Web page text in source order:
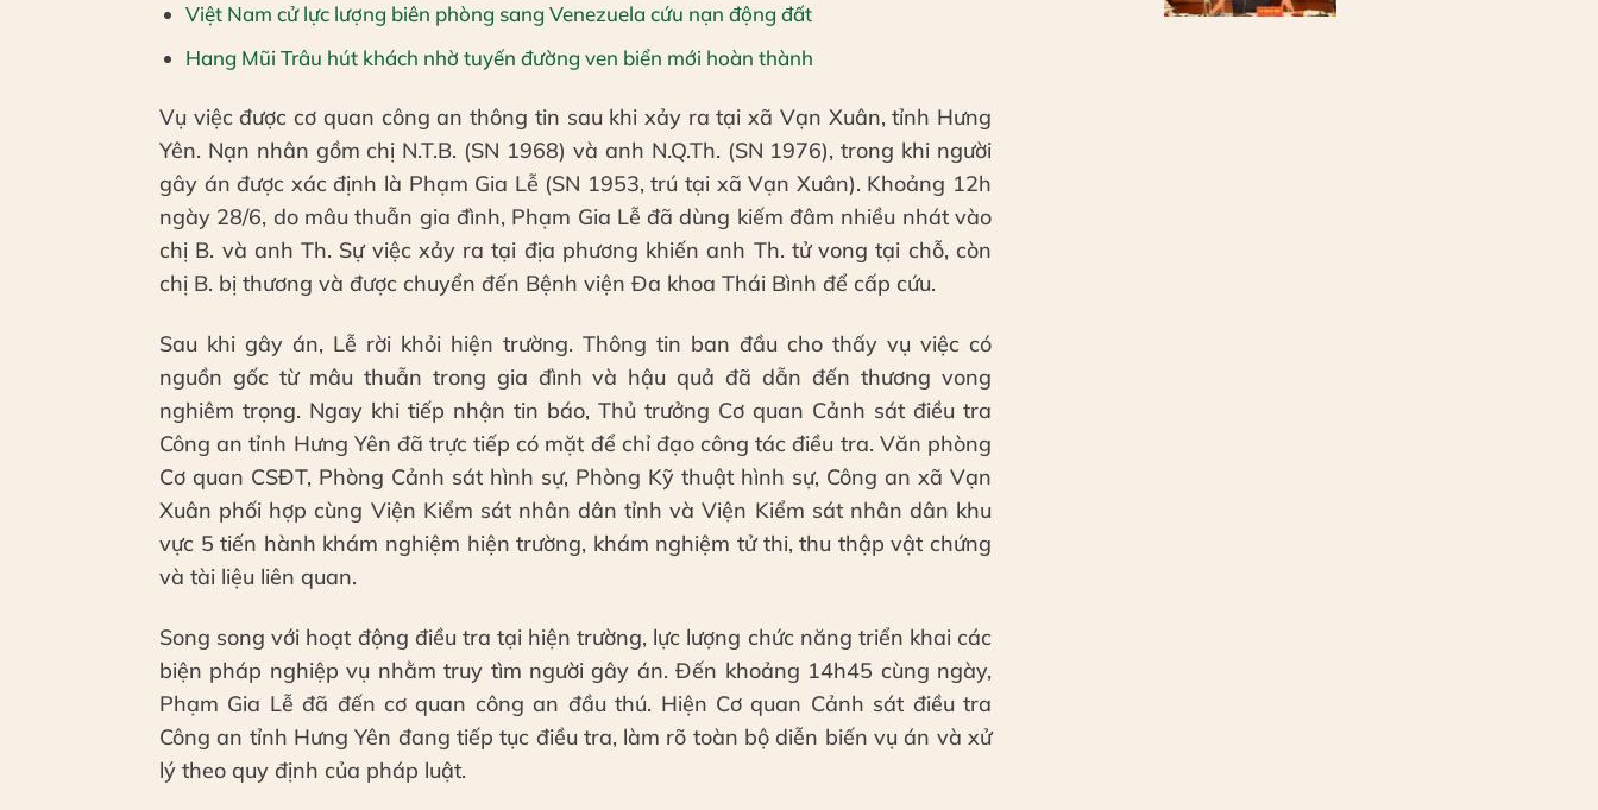
Việt Nam cử lực lượng biên phòng sang Venezuela cứu nạn động đất
Hang Mũi Trâu hút khách nhờ tuyến đường ven biển mới hoàn thành
Vụ việc được cơ quan công an thông tin sau khi xảy ra tại xã Vạn Xuân, tỉnh Hưng
Yên. Nạn nhân gồm chị N.T.B. (SN 1968) và anh N.Q.Th. (SN 1976), trong khi người
gây án được xác định là Phạm Gia Lễ (SN 1953, trú tại xã Vạn Xuân). Khoảng 12h
ngày 28/6, do mâu thuẫn gia đình, Phạm Gia Lễ đã dùng kiếm đâm nhiều nhát vào
chị B. và anh Th. Sự việc xảy ra tại địa phương khiến anh Th. tử vong tại chỗ, còn
chị B. bị thương và được chuyển đến Bệnh viện Đa khoa Thái Bình để cấp cứu.
Sau khi gây án, Lễ rời khỏi hiện trường. Thông tin ban đầu cho thấy vụ việc có
nguồn gốc từ mâu thuẫn trong gia đình và hậu quả đã dẫn đến thương vong
nghiêm trọng. Ngay khi tiếp nhận tin báo, Thủ trưởng Cơ quan Cảnh sát điều tra
Công an tỉnh Hưng Yên đã trực tiếp có mặt để chỉ đạo công tác điều tra. Văn phòng
Cơ quan CSĐT, Phòng Cảnh sát hình sự, Phòng Kỹ thuật hình sự, Công an xã Vạn
Xuân phối hợp cùng Viện Kiểm sát nhân dân tỉnh và Viện Kiểm sát nhân dân khu
vực 5 tiến hành khám nghiệm hiện trường, khám nghiệm tử thi, thu thập vật chứng
và tài liệu liên quan.
Song song với hoạt động điều tra tại hiện trường, lực lượng chức năng triển khai các
biện pháp nghiệp vụ nhằm truy tìm người gây án. Đến khoảng 14h45 cùng ngày,
Phạm Gia Lễ đã đến cơ quan công an đầu thú. Hiện Cơ quan Cảnh sát điều tra
Công an tỉnh Hưng Yên đang tiếp tục điều tra, làm rõ toàn bộ diễn biến vụ án và xử
lý theo quy định của pháp luật.